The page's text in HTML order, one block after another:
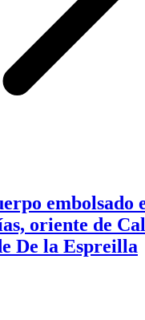
embolsado
oriente de
De la Espreilla